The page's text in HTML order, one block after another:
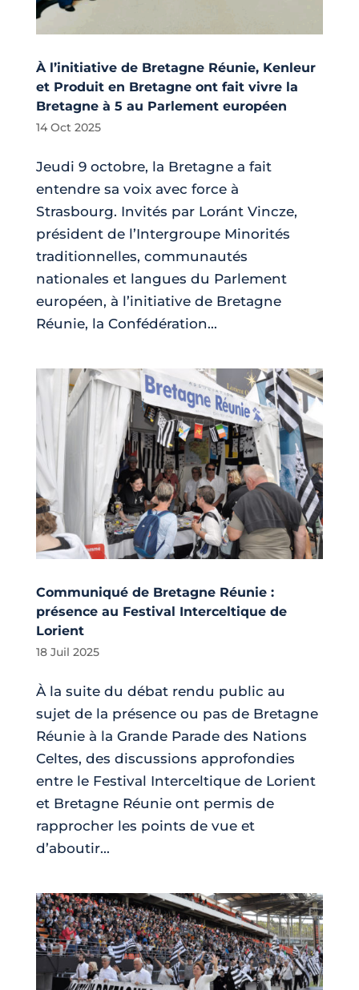
À l’initiative de Bretagne Réunie, Kenleur
et Produit en Bretagne ont fait vivre la
Bretagne à 5 au Parlement européen
14 Oct 2025
Jeudi 9 octobre, la Bretagne a fait
entendre sa voix avec force à
Strasbourg. Invités par Loránt Vincze,
président de l’Intergroupe Minorités
traditionnelles, communautés
nationales et langues du Parlement
européen, à l’initiative de Bretagne
Réunie, la Confédération...
Communiqué de Bretagne Réunie :
présence au Festival Interceltique de
Lorient
18 Juil 2025
À la suite du débat rendu public au
sujet de la présence ou pas de Bretagne
Réunie à la Grande Parade des Nations
Celtes, des discussions approfondies
entre le Festival Interceltique de Lorient
et Bretagne Réunie ont permis de
rapprocher les points de vue et
d’aboutir...